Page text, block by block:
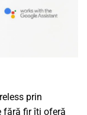
prin
fără fir îți oferă